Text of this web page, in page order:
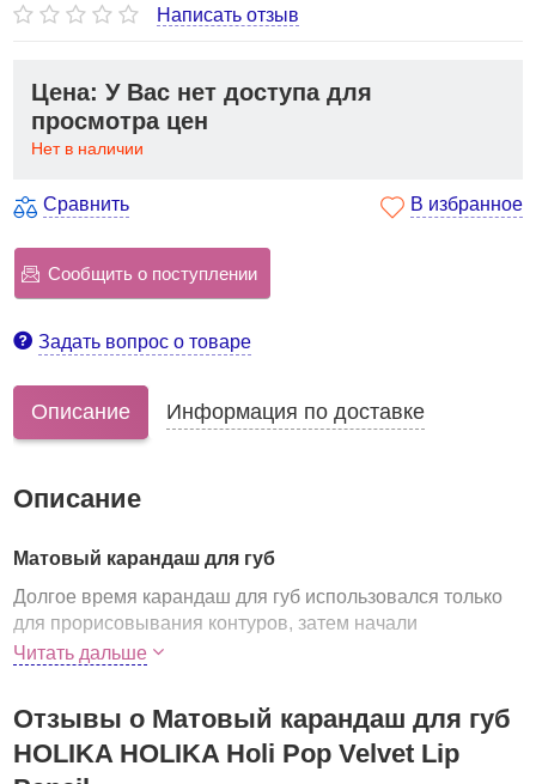
Написать отзыв
Цена: У Вас нет доступа для
просмотра цен
Нет в наличии
Сравнить В избранное
Сообщить о поступлении
Задать вопрос о товаре
Описание Информация по доставке
Описание
Матовый карандаш для губ
Долгое время карандаш для губ использовался только
для прорисовывания контуров, затем начали
карандашом заштриховывать всю поверхность губ,
помаду вообще можно забыть.
Карандаш Holi Pop Velvet Lip Pencil от Holika Holika
Читать дальше
Отзывы о Матовый карандаш для губ
HOLIKA HOLIKA Holi Pop Velvet Lip